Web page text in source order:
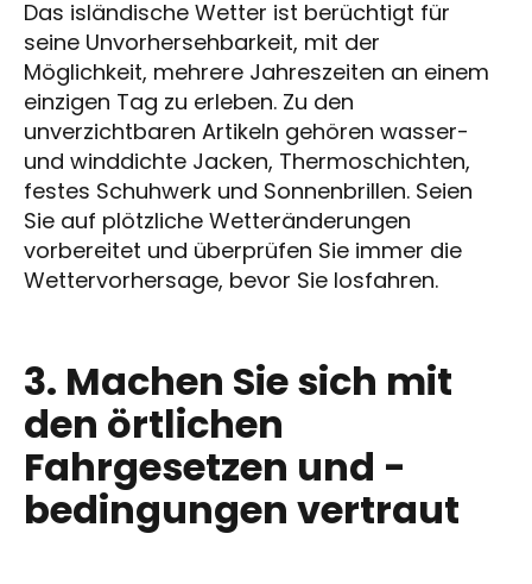
Das isländische Wetter ist berüchtigt für
seine Unvorhersehbarkeit, mit der
Möglichkeit, mehrere Jahreszeiten an einem
einzigen Tag zu erleben. Zu den
unverzichtbaren Artikeln gehören wasser-
und winddichte Jacken, Thermoschichten,
festes Schuhwerk und Sonnenbrillen. Seien
Sie auf plötzliche Wetteränderungen
vorbereitet und überprüfen Sie immer die
Wettervorhersage, bevor Sie losfahren.
3. Machen Sie sich mit
den örtlichen
Fahrgesetzen und -
bedingungen vertraut